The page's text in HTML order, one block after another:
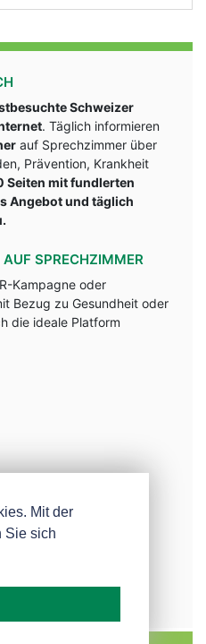
Schweizer
. Täglich informieren
auf Sprechzimmer über
Prävention, Krankheit
Seiten mit fundlerten
Angebot und täglich
SPRECHZIMMER
Kampagne oder
Bezug zu Gesundheit oder
die ideale Platform
Mit der
Sie sich